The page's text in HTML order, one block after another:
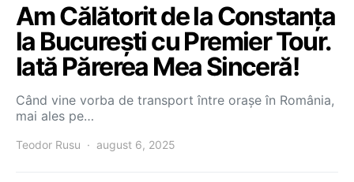
Am Călătorit de la Constanța
la București cu Premier Tour.
Iată Părerea Mea Sinceră!
Când vine vorba de transport între orașe în România,
mai ales pe…
Teodor Rusu august 6, 2025